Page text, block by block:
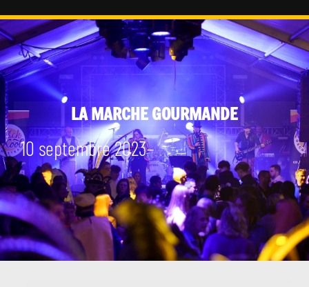
LA MARCHE GOURMANDE
10 septembre 2023–